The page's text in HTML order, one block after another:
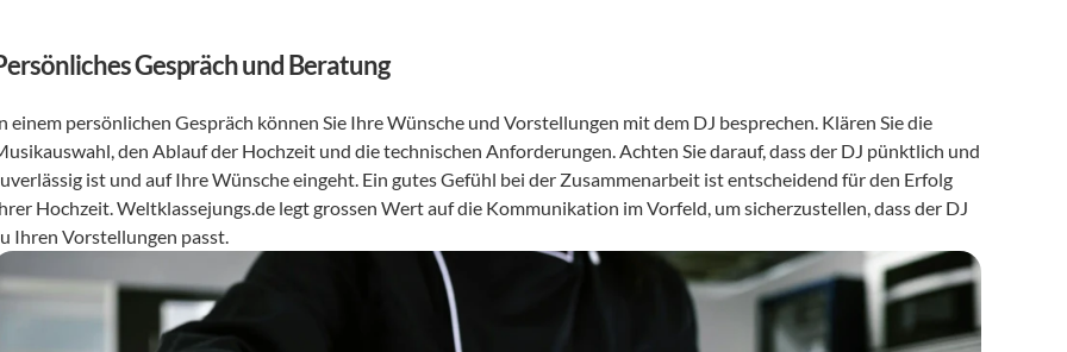
Gespräch und Beratung
einem persönlichen Gespräch können Sie Ihre Wünsche und Vorstellungen mit dem DJ besprechen. Klären Sie die
den Ablauf der Hochzeit und die technischen Anforderungen. Achten Sie darauf, dass der DJ pünktlich und
ist und auf Ihre Wünsche eingeht. Ein gutes Gefühl bei der Zusammenarbeit ist entscheidend für den Erfolg
Hochzeit. Weltklassejungs.de legt grossen Wert auf die Kommunikation im Vorfeld, um sicherzustellen, dass der DJ
Ihren Vorstellungen passt.